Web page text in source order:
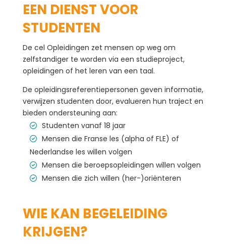
EEN DIENST VOOR
STUDENTEN
De cel Opleidingen zet mensen op weg om
zelfstandiger te worden via een studieproject,
opleidingen of het leren van een taal.
De opleidingsreferentiepersonen geven informatie,
verwijzen studenten door, evalueren hun traject en
bieden ondersteuning aan:
Studenten vanaf 18 jaar
Mensen die Franse les (alpha of FLE) of
Nederlandse les willen volgen
Mensen die beroepsopleidingen willen volgen
Mensen die zich willen (her-)oriënteren
WIE KAN BEGELEIDING
KRIJGEN?